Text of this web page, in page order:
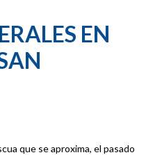
EN
que se aproxima, el pasado